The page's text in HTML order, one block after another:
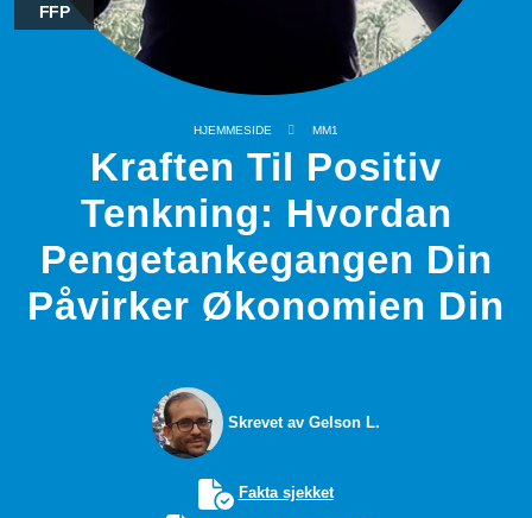
FFP
HJEMMESIDE MM1
Kraften Til Positiv
Tenkning: Hvordan
Pengetankegangen Din
Påvirker Økonomien Din
Skrevet av Gelson L.
Fakta sjekket